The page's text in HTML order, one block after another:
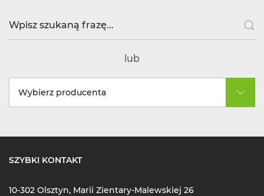
lub
Wybierz producenta
SZYBKI KONTAKT
10-302 Olsztyn, Marii Zientary-Malewskiej 26